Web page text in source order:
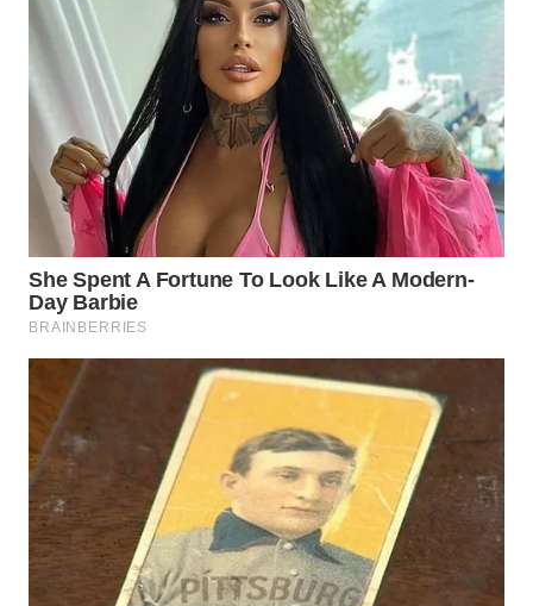
SUMEDANG
WN
CIANJUR
WN
KEPULAUAN
SERIBU
WN
TANGERANG
WN
BINJAI
WN
CIREBON
WN
INDRAMAYU